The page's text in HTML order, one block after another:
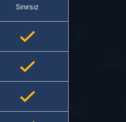
Sınırsız